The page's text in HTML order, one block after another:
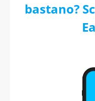
bastano?